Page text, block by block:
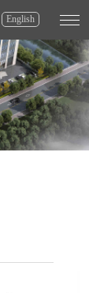
English